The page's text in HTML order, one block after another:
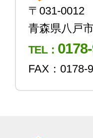
〒031-0012
青森県八戸
TEL：
FAX：0178-